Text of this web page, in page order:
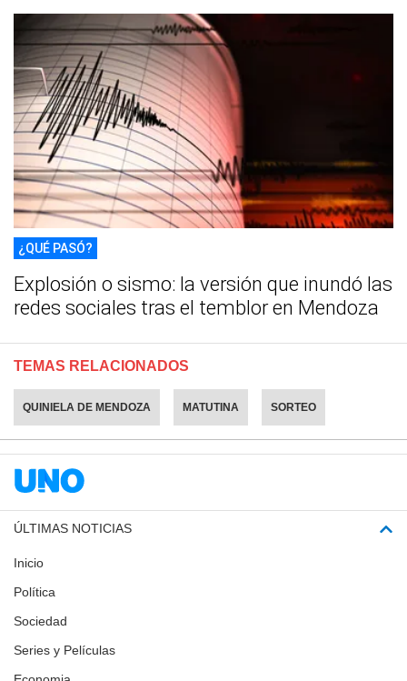
¿QUÉ PASÓ?
Explosión o sismo: la versión que inundó las
redes sociales tras el temblor en Mendoza
TEMAS RELACIONADOS
QUINIELA DE MENDOZA MATUTINA SORTEO
ÚLTIMAS NOTICIAS
Inicio
Política
Sociedad
Series y Películas